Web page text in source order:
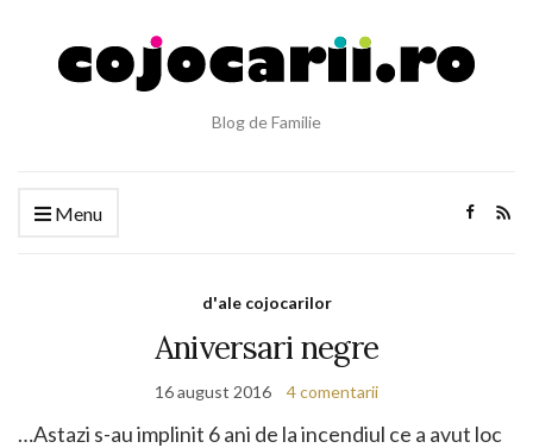
Blog de Familie
Menu
d'ale cojocarilor
Aniversari negre
16 august 2016 4 comentarii
…Astazi s-au implinit 6 ani de la incendiul ce a avut loc